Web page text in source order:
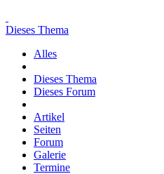
Dieses Thema
Alles
Dieses Thema
Dieses Forum
Artikel
Seiten
Forum
Galerie
Termine